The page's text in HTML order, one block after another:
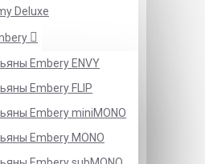
Deluxe
Embery ENVY
Embery FLIP
Embery miniMONO
Embery MONO